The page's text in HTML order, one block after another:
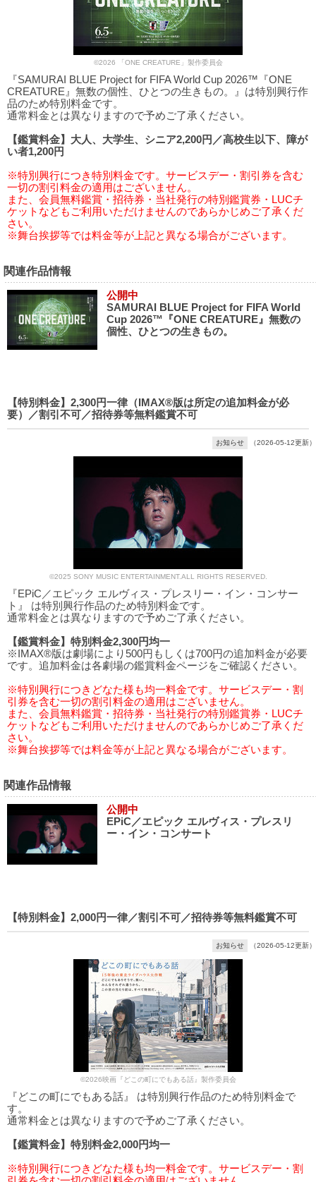
©2026 「ONE CREATURE」製作委員会
『SAMURAI BLUE Project for FIFA World Cup 2026™『ONE
CREATURE』無数の個性、ひとつの生きもの。』は特別興行作
品のため特別料金です。
通常料金とは異なりますので予めご了承ください。
【鑑賞料金】大人、大学生、シニア2,200円／高校生以下、障が
い者1,200円
※特別興行につき特別料金です。サービスデー・割引券を含む
一切の割引料金の適用はございません。
また、会員無料鑑賞・招待券・当社発行の特別鑑賞券・LUCチ
ケットなどもご利用いただけませんのであらかじめご了承くだ
さい。
※舞台挨拶等では料金等が上記と異なる場合がございます。
関連作品情報
公開中
SAMURAI BLUE Project for FIFA World
Cup 2026™『ONE CREATURE』無数の
個性、ひとつの生きもの。
【特別料金】2,300円一律（IMAX®版は所定の追加料金が必
要）／割引不可／招待券等無料鑑賞不可
お知らせ （2026-05-12更新）
©2025 SONY MUSIC ENTERTAINMENT.ALL RIGHTS RESERVED.
『EPiC／エピック エルヴィス・プレスリー・イン・コンサー
ト』 は特別興行作品のため特別料金です。
通常料金とは異なりますので予めご了承ください。
【鑑賞料金】特別料金2,300円均一
※IMAX®版は劇場により500円もしくは700円の追加料金が必要
です。追加料金は各劇場の鑑賞料金ページをご確認ください。
※特別興行につきどなた様も均一料金です。サービスデー・割
引券を含む一切の割引料金の適用はございません。
また、会員無料鑑賞・招待券・当社発行の特別鑑賞券・LUCチ
ケットなどもご利用いただけませんのであらかじめご了承くだ
さい。
※舞台挨拶等では料金等が上記と異なる場合がございます。
関連作品情報
公開中
EPiC／エピック エルヴィス・プレスリ
ー・イン・コンサート
【特別料金】2,000円一律／割引不可／招待券等無料鑑賞不可
お知らせ （2026-05-12更新）
©2026映画『どこの町にでもある話』製作委員会
『どこの町にでもある話』 は特別興行作品のため特別料金で
す。
通常料金とは異なりますので予めご了承ください。
【鑑賞料金】特別料金2,000円均一
※特別興行につきどなた様も均一料金です。サービスデー・割